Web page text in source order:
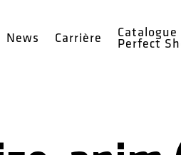
News Carrière
Catalogue
Perfect